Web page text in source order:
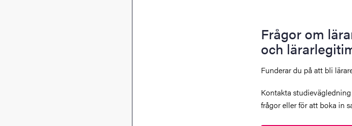
Frågor om
och
Funderar du på att bli
Kontakta
frågor eller för att boka in